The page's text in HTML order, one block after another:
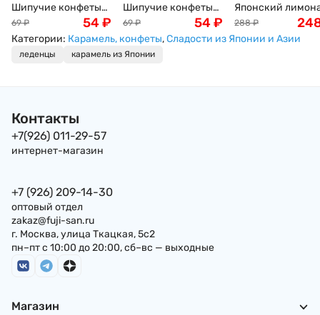
Шипучие конфеты
со вкусом рамунэ
сидр Bubble Candy
Cola Coris, 3шт.
Япония
69 ₽ 54₽
Шипучие конфеты
со вкусом колы
Bubble Candy Cola
Coris, 3шт. Япония
69 ₽ 54₽
Японский
Рамунэ "Вкус
Японии" Ramune
288 ₽
Категории: Карамель, конфеты,Сладости из Японии и Азии
леденцы карамель из Японии
Контакты
+7(926) 011-29-57
интернет-магазин
+7 (926) 209-14-30
оптовый отдел
zakaz@fuji-san.ru
г. Москва, улица Ткацкая, 5с2
пн–пт с 10:00 до 20:00, сб–вс — выходные
Магазин